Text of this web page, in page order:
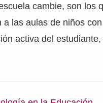
cambie, son los
las aulas de niños
activa del